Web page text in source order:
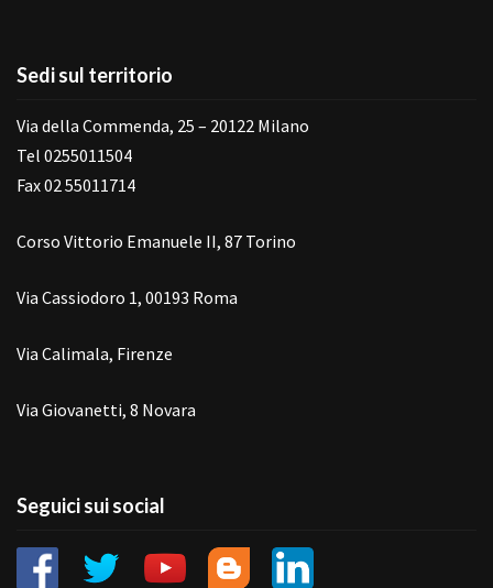
Sedi sul territorio
Via della Commenda, 25 – 20122 Milano
Tel 0255011504
Fax 02 55011714
Corso Vittorio Emanuele II, 87 Torino
Via Cassiodoro 1, 00193 Roma
Via Calimala, Firenze
Via Giovanetti, 8 Novara
Seguici sui social